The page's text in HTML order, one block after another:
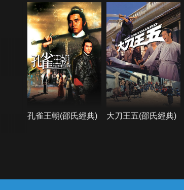
孔雀王朝(邵氏經典) 大刀王五(邵氏經典)